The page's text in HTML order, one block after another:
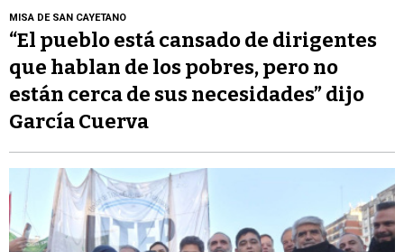
MISA DE SAN CAYETANO
“El pueblo está cansado de dirigentes
que hablan de los pobres, pero no
están cerca de sus necesidades” dijo
García Cuerva